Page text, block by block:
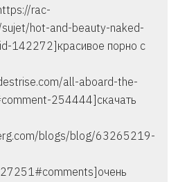
rac-
hot-and-beauty-naked-
142272]красивое порно с
all-aboard-the-
254444]скачать
blogs/blog/63265219-